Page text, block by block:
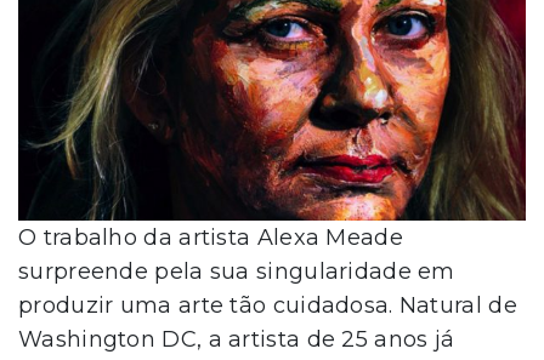
O trabalho da artista Alexa Meade
surpreende pela sua singularidade em
produzir uma arte tão cuidadosa. Natural de
Washington DC, a artista de 25 anos já